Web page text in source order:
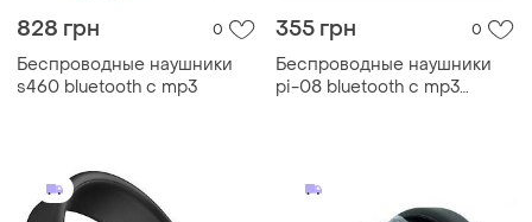
828 грн 0
Беспроводные наушники
s460 bluetooth с mp3
355 грн 0
Беспроводные наушники
pi-08 bluetooth с mp3